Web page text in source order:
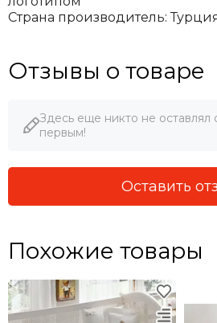
Страна производитель:
Отзывы о товаре
Здесь еще никто не оставлял
первым!
Оставить
Похожие товары